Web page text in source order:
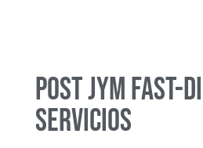
Post Jym Fast-
Servicios